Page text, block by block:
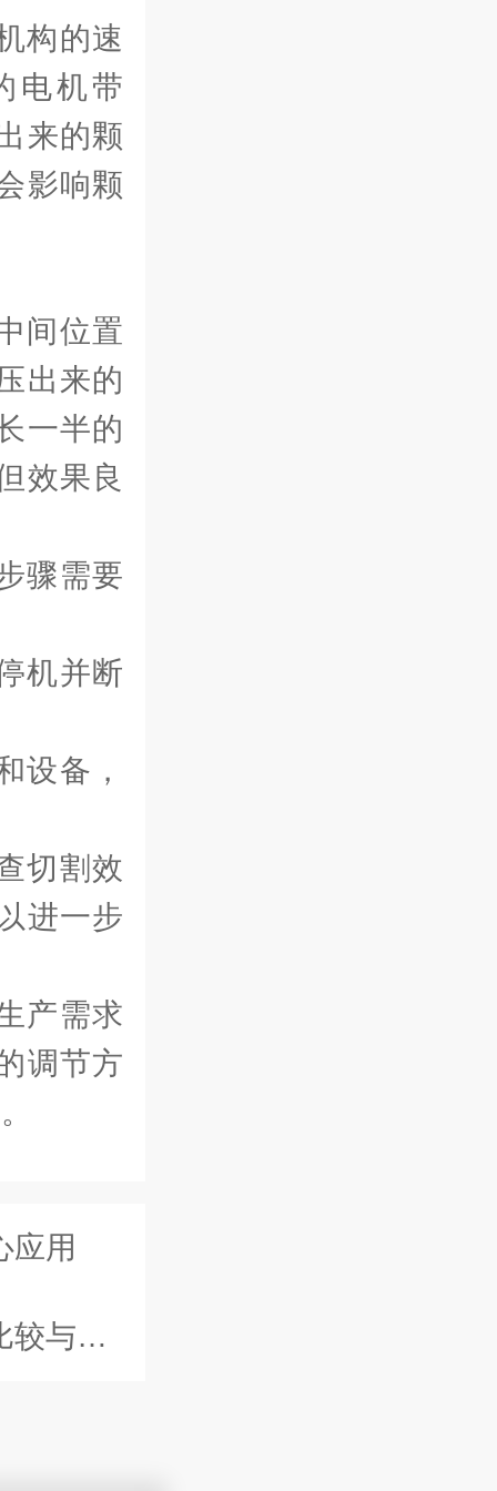
构的速
电机带
来的颗
影响颗
间位置
出来的
一半的
效果良
骤需要
机并断
备，
切割效
进一步
产需求
调节方
应用
分析